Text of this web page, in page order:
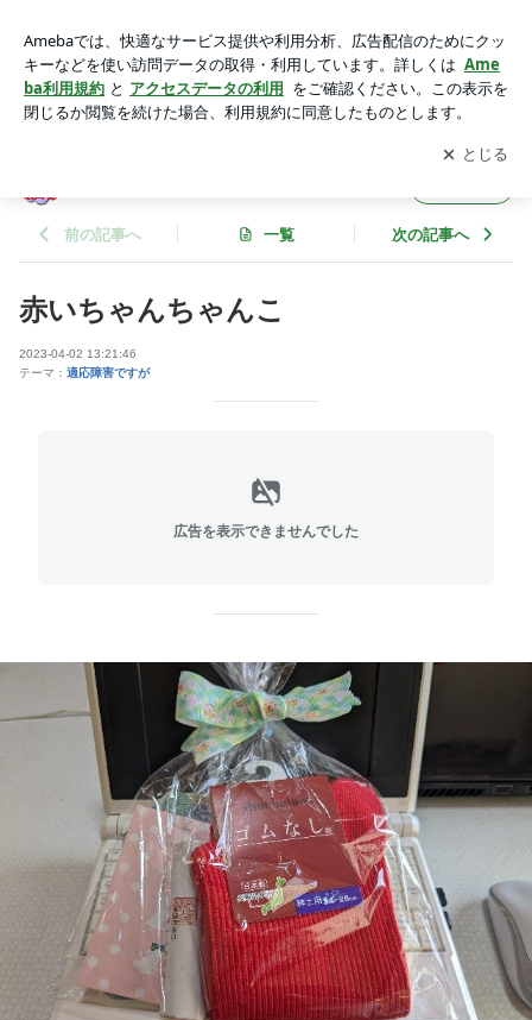
アプリをダウンロードして ブログの更新通知
を受け取りまし
ょう。
開く
前の記事へ 一覧 次の記事へ
赤いちゃんちゃんこ
2023-04-02 13:21:46
テーマ： 適応障害ですが
広告を表示できませんでした